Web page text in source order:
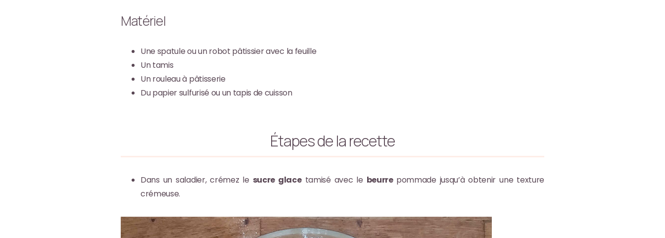
Matériel
Une spatule ou un robot pâtissier avec la feuille
Un tamis
Un rouleau à pâtisserie
Du papier sulfurisé ou un tapis de cuisson
Étapes de la recette
Dans un saladier, crémez le sucre glacetamisé avec le beurre pommade jusqu’à obtenir une texture
crémeuse.